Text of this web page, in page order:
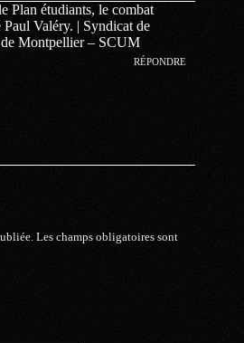
Plan étudiants, le combat
Valéry. | Syndicat de
Montpellier – SCUM
RÉPONDRE
Les champs obligatoires sont